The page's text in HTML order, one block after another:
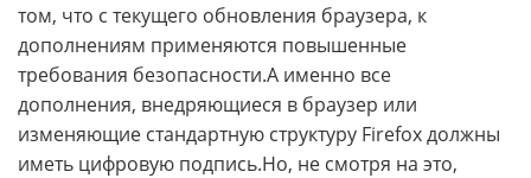
том, что с текущего обновления браузера, к
дополнениям применяются повышенные
требования безопасности.А именно все
дополнения, внедряющиеся в браузер или
изменяющие стандартную структуру Firefox должны
иметь цифровую подпись.Но, не смотря на это,